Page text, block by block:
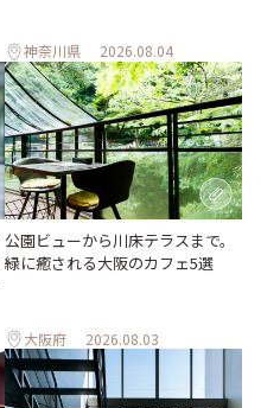
神奈川県 2026.08.04
公園ビューから川床テラスまで。
緑に癒される大阪のカフェ5選
大阪府 2026.08.03